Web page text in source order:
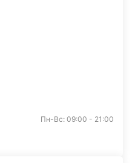
Пн-Вс: 09:00 - 21:00